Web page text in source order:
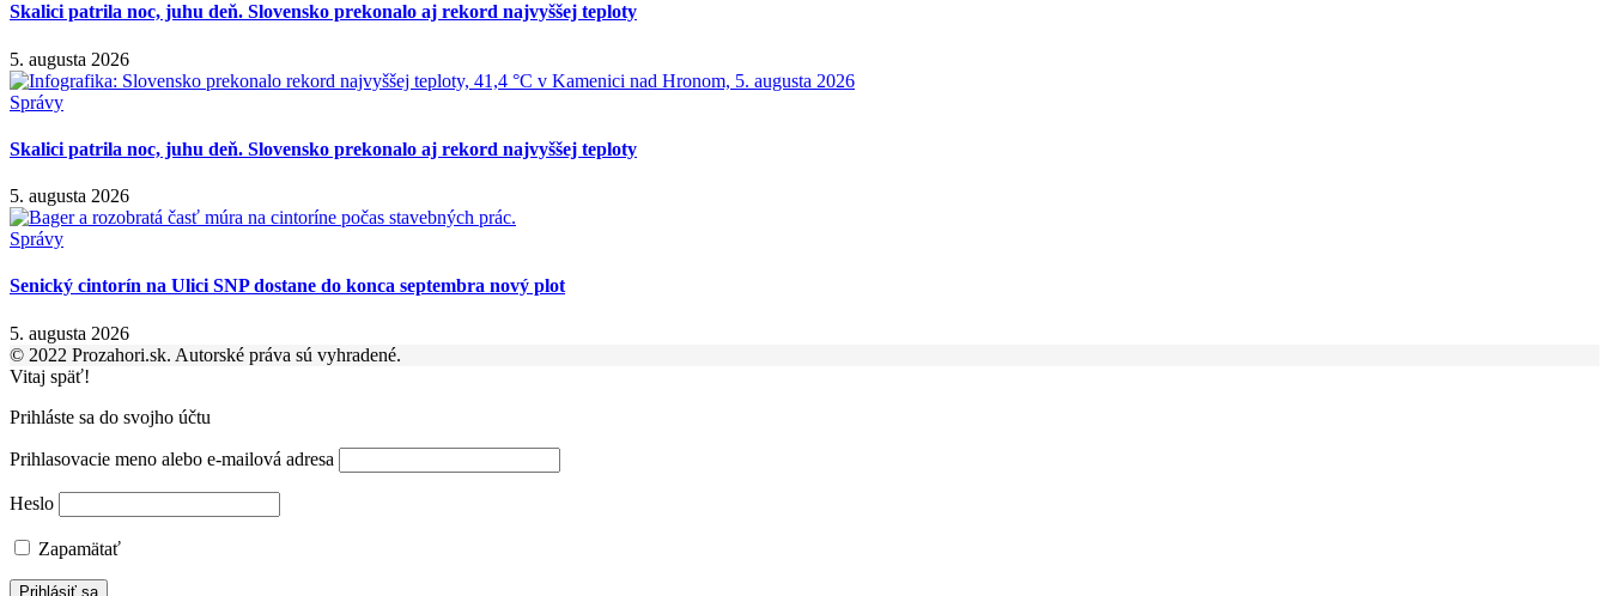
Skalici patrila noc, juhu deň. Slovensko prekonalo aj rekord najvyššej teploty
5. augusta 2026
Správy
Skalici patrila noc, juhu deň. Slovensko prekonalo aj rekord najvyššej teploty
5. augusta 2026
Správy
Senický cintorín na Ulici SNP dostane do konca septembra nový plot
5. augusta 2026
© 2022 Prozahori.sk. Autorské práva sú vyhradené.
Vitaj späť!
Prihláste sa do svojho účtu
Prihlasovacie meno alebo e-mailová adresa
Heslo
Zapamätať